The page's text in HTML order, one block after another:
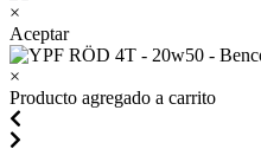
×
Aceptar
×
Producto agregado a carrito